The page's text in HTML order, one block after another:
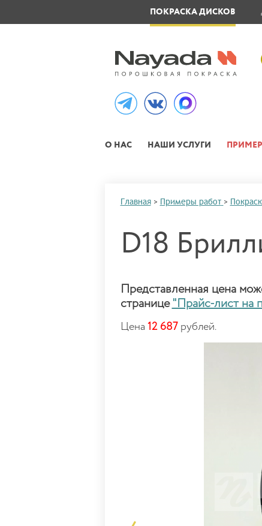
ПОКРАСКА ДИСКОВ
О НАС НАШИ УСЛУГИ
Главная > Примеры работ >
D18
Представленная цена
странице "Прайс-лист на
Цена 12 687рублей.